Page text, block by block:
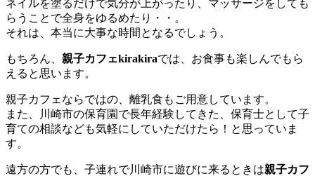
ネイルを塗るだけで気分が上がったり、マッサージをしても
らうことで全身をゆるめたり・・。
それは、本当に大事な時間となるでしょう。
もちろん、 親子カフェkirakiraでは、お食事も楽しんでもら
えると思います。
親子カフェならではの、離乳食もご用意しています。
また、川崎市の保育園で長年経験してきた、保育士として子
育ての相談なども気軽にしていただけたら！と思っていま
す。
遠方の方でも、子連れで川崎市に遊びに来るときは親子カフ